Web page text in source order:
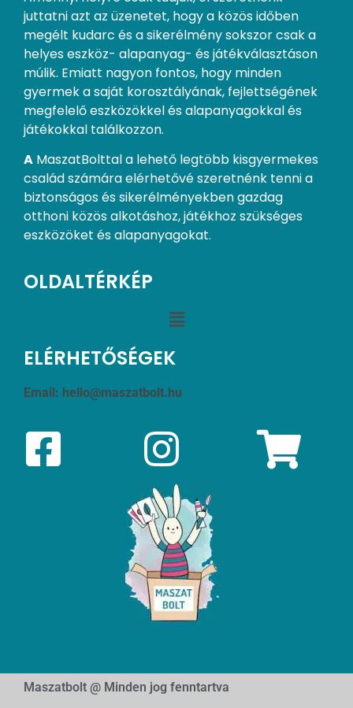
juttatni azt az üzenetet, hogy a közös időben
megélt kudarc és a sikerélmény sokszor csak a
helyes eszköz- alapanyag- és játékválasztáson
múlik. Emiatt nagyon fontos, hogy minden
gyermek a saját korosztályának, fejlettségének
megfelelő eszközökkel és alapanyagokkal és
játékokkal találkozzon.
A MaszatBolttal a lehető legtöbb kisgyermekes
család számára elérhetővé szeretnénk tenni a
biztonságos és sikerélményekben gazdag
otthoni közös alkotáshoz, játékhoz szükséges
eszközöket és alapanyagokat.
OLDALTÉRKÉP
ELÉRHETŐSÉGEK
Email: hello@maszatbolt.hu
Maszatbolt @ Minden jog fenntartva